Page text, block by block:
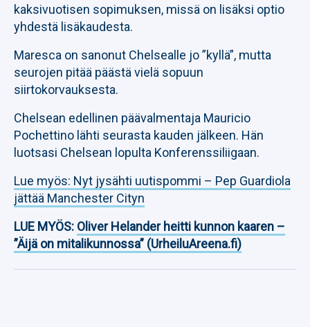
kaksivuotisen sopimuksen, missä on lisäksi optio
yhdestä lisäkaudesta.
Maresca on sanonut Chelsealle jo ”kyllä”, mutta
seurojen pitää päästä vielä sopuun
siirtokorvauksesta.
Chelsean edellinen päävalmentaja Mauricio
Pochettino lähti seurasta kauden jälkeen. Hän
luotsasi Chelsean lopulta Konferenssiliigaan.
Lue myös: Nyt jysähti uutispommi – Pep Guardiola
jättää Manchester Cityn
LUE MYÖS: Oliver Helander heitti kunnon kaaren –
”Äijä on mitalikunnossa” (UrheiluAreena.fi)